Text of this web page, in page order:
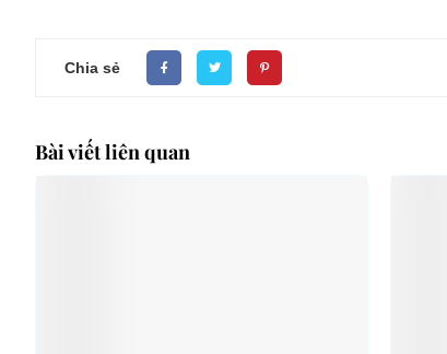
Chia sẻ
Bài viết liên quan